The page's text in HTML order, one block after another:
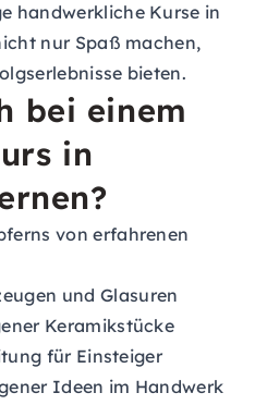
handwerkliche Kurse in
nur Spaß machen,
bieten.
bei einem
in
von erfahrenen
und Glasuren
Keramikstücke
für Einsteiger
Ideen im Handwerk